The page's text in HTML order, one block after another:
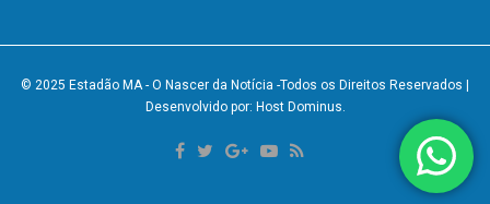
© 2025 Estadão MA - O Nascer da Notícia -Todos os Direitos Reservados
Desenvolvido por: Host Dominus.